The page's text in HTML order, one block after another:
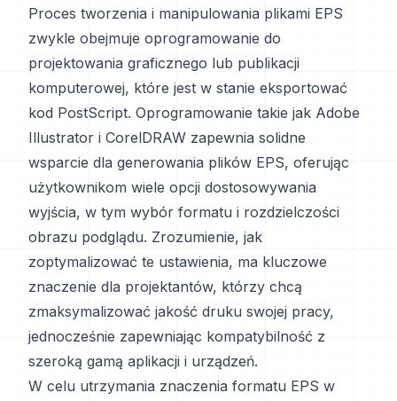
Proces tworzenia i manipulowania plikami EPS
zwykle obejmuje oprogramowanie do
projektowania graficznego lub publikacji
komputerowej, które jest w stanie eksportować
kod PostScript. Oprogramowanie takie jak Adobe
Illustrator i CorelDRAW zapewnia solidne
wsparcie dla generowania plików EPS, oferując
użytkownikom wiele opcji dostosowywania
wyjścia, w tym wybór formatu i rozdzielczości
obrazu podglądu. Zrozumienie, jak
zoptymalizować te ustawienia, ma kluczowe
znaczenie dla projektantów, którzy chcą
zmaksymalizować jakość druku swojej pracy,
jednocześnie zapewniając kompatybilność z
szeroką gamą aplikacji i urządzeń.
W celu utrzymania znaczenia formatu EPS w